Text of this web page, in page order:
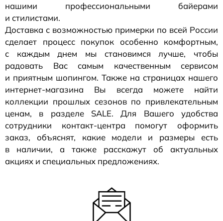
нашими профессиональными байерами
и стилистами.
Доставка с возможностью примерки по всей России
сделает процесс покупок особенно комфортным,
с каждым днем мы становимся лучше, чтобы
радовать Вас самым качественным сервисом
и приятным шопингом. Также на страницах нашего
интернет-магазина Вы всегда можете найти
коллекции прошлых сезонов по привлекательным
ценам, в разделе SALE. Для Вашего удобства
сотрудники контакт-центра помогут оформить
заказ, объяснят, какие модели и размеры есть
в наличии, а также расскажут об актуальных
акциях и специальных предложениях.